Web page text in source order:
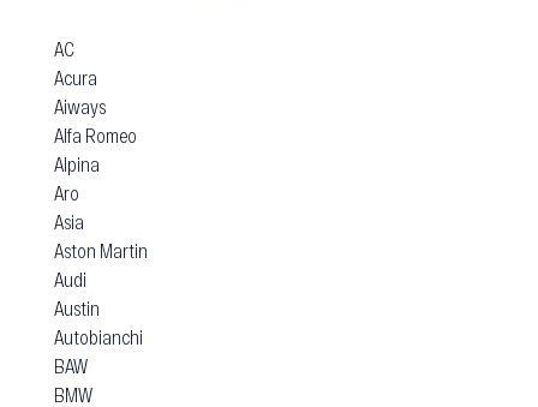
AC
Acura
Aiways
Alfa Romeo
Alpina
Aro
Asia
Aston Martin
Audi
Austin
Autobianchi
BAW
BMW